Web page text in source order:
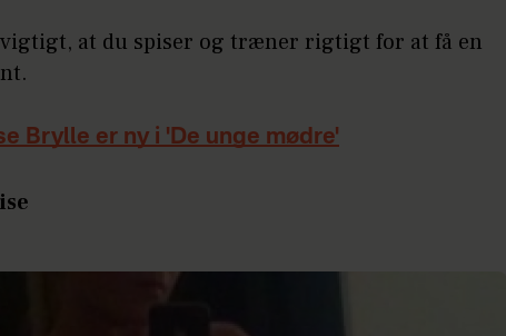
at du spiser og træner rigtigt for at få en
Brylle er ny i 'De unge mødre'